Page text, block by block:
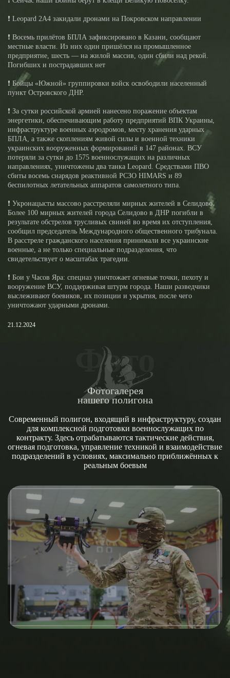
❗️ Leopard 2A4 закидали дронами на Покровском направлении
❗️ Восемь прилётов БПЛА зафиксировано в Казани, сообщают
местные власти. Из них один пришёлся на промышленное
предприятие, шесть — на жилой массив, один сбили над рекой.
Погибших и пострадавших нет
❗️ Бойцы «Южной» группировки войск освободили населенный
пункт Островского ДНР.
❗️ За сутки российской армией нанесено поражение объектам
энергетики, обеспечивающим работу предприятий ВПК Украины,
инфраструктуре военных аэродромов, месту хранения ударных
БПЛА, а также скоплениям живой силы и военной техники
украинских вооруженных формирований в 147 районах. ВСУ
потеряли за сутки до 1575 военнослужащих на различных
направлениях, уничтожены два танка Leopard. Средствами ПВО
сбиты восемь снарядов реактивной РСЗО HIMARS и 89
беспилотных летательных аппаратов самолетного типа.
❗️ Укронацысты массово расстреляли мирных жителей в Селидово.
Более 100 мирных жителей города Селидово в ДНР погибли в
результате обстрелов трусливых свиней во время их отступления,
сообщил председатель Международного общественного трибунала.
В расстреле гражданского населения принимали все украинские
военные, а не только специальные подразделения, что
свидетельствует о масштабах трагедии.
❗️ Бои у Часов Яра: спецназ уничтожает огневые точки, пехоту и
вооружение ВСУ, поддерживая штурм города. Наши разведчики
выслеживают боевиков, их позиции и укрытия, после чего
уничтожают ударными дронами.
21.12.2024
Фото
Фотогалерея
нашего полигона
Современный полигон, входящий в инфраструктуру, создан
для комплексной подготовки военнослужащих по
контракту. Здесь отрабатываются тактические действия,
огневая подготовка, управление техникой и взаимодействие
подразделений в условиях, максимально приближённых к
реальным боевым